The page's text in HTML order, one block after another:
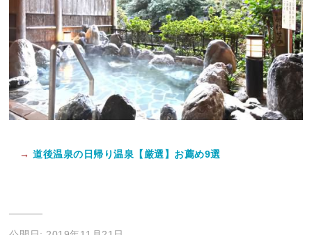
→ 道後温泉の日帰り温泉【厳選】お薦め9選